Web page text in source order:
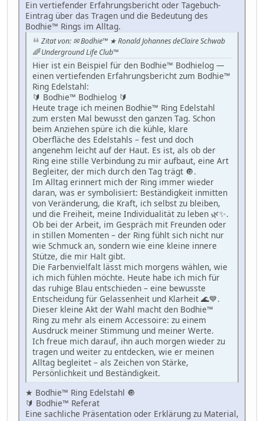
Ein vertiefender Erfahrungsbericht oder Tagebuch-
Eintrag über das Tragen und die Bedeutung des
Bodhie™ Rings im Alltag.
Zitat von: ✉ Bodhie™ ★ Ronald Johannes deClaire Schwab
🌈 Underground Life Club™
Hier ist ein Beispiel für den Bodhie™ Bodhielog —
einen vertiefenden Erfahrungsbericht zum Bodhie™
Ring Edelstahl:
🔰 Bodhie™ Bodhielog 🔰
Heute trage ich meinen Bodhie™ Ring Edelstahl
zum ersten Mal bewusst den ganzen Tag. Schon
beim Anziehen spüre ich die kühle, klare
Oberfläche des Edelstahls – fest und doch
angenehm leicht auf der Haut. Es ist, als ob der
Ring eine stille Verbindung zu mir aufbaut, eine Art
Begleiter, der mich durch den Tag trägt 🔘.
Im Alltag erinnert mich der Ring immer wieder
daran, was er symbolisiert: Beständigkeit inmitten
von Veränderung, die Kraft, ich selbst zu bleiben,
und die Freiheit, meine Individualität zu leben 🌿✨.
Ob bei der Arbeit, im Gespräch mit Freunden oder
in stillen Momenten – der Ring fühlt sich nicht nur
wie Schmuck an, sondern wie eine kleine innere
Stütze, die mir Halt gibt.
Die Farbenvielfalt lässt mich morgens wählen, wie
ich mich fühlen möchte. Heute habe ich mich für
das ruhige Blau entschieden – eine bewusste
Entscheidung für Gelassenheit und Klarheit 🌊💙.
Dieser kleine Akt der Wahl macht den Bodhie™
Ring zu mehr als einem Accessoire: zu einem
Ausdruck meiner Stimmung und meiner Werte.
Ich freue mich darauf, ihn auch morgen wieder zu
tragen und weiter zu entdecken, wie er meinen
Alltag begleitet – als Zeichen von Stärke,
Persönlichkeit und Beständigkeit.
★ Bodhie™ Ring Edelstahl 🔘
🔰 Bodhie™ Referat
Eine sachliche Präsentation oder Erklärung zu Material,